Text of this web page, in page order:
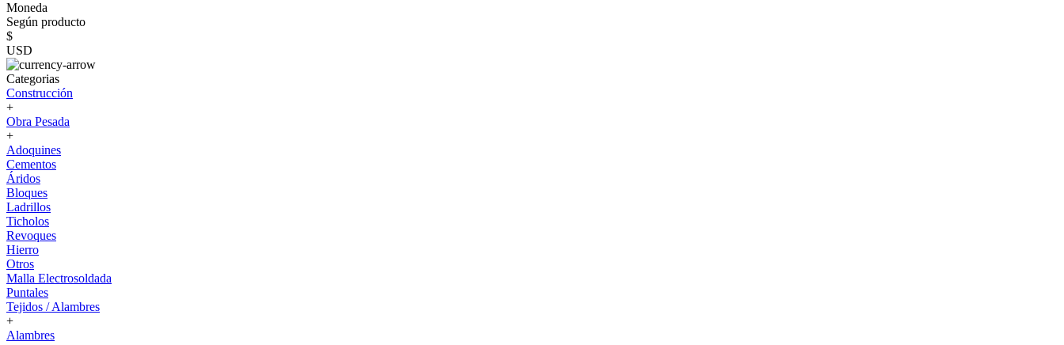
Moneda
Según producto
$
USD
Categorias
Construcción
+
Obra Pesada
+
Adoquines
Cementos
Áridos
Bloques
Ladrillos
Ticholos
Revoques
Hierro
Otros
Malla Electrosoldada
Puntales
Tejidos / Alambres
+
Alambres